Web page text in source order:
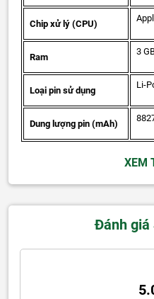
Chip xử lý (CPU)
Ram
3
Loại pin sử dụng
Li-
Dung lượng pin (mAh)
XEM
Đánh giá